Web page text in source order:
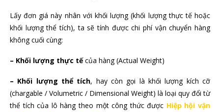
Lấy đơn giá này nhân với khối lượng (khối lượng thực tế hoặc
khối lượng thể tích), ta sẽ tính được chi phí vận chuyển hàng
không cuối cùng:
– Khối lượng thực tếcủa hàng (Actual Weight)
– Khối lượng thể tích, hay còn gọi là khối lượng kích cỡ
(chargable / Volumetric / Dimensional Weight) là loại quy đổi từ
thể tích của lô hàng theo một công thức được Hiệp hội vận